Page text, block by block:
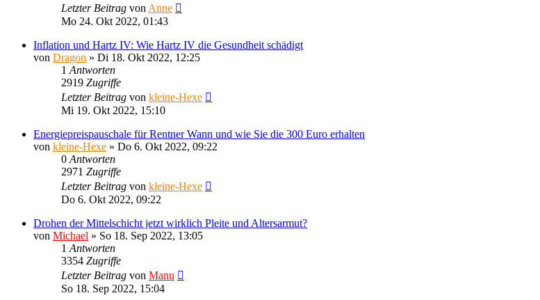
Letzter Beitrag von Anne
Mo 24. Okt 2022, 01:43
Inflation und Hartz IV: Wie Hartz IV die Gesundheit schädigt
von Dragon » Di 18. Okt 2022, 12:25
1 Antworten
2919 Zugriffe
Letzter Beitrag von kleine-Hexe
Mi 19. Okt 2022, 15:10
Energiepreispauschale für Rentner Wann und wie Sie die 300 Euro erhalten
von kleine-Hexe » Do 6. Okt 2022, 09:22
0 Antworten
2971 Zugriffe
Letzter Beitrag von kleine-Hexe
Do 6. Okt 2022, 09:22
Drohen der Mittelschicht jetzt wirklich Pleite und Altersarmut?
von Michael » So 18. Sep 2022, 13:05
1 Antworten
3354 Zugriffe
Letzter Beitrag von Manu
So 18. Sep 2022, 15:04